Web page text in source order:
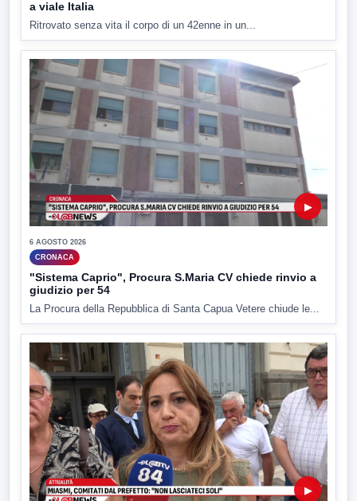
a viale Italia
Ritrovato senza vita il corpo di un 42enne in un...
▶
6 AGOSTO 2026
CRONACA
"Sistema Caprio", Procura S.Maria CV chiede rinvio a
giudizio per 54
La Procura della Repubblica di Santa Capua Vetere chiude le...
▶